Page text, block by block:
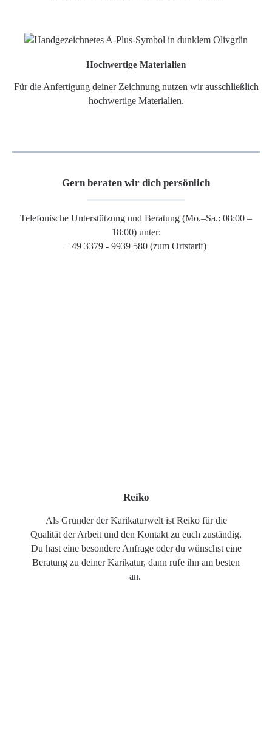
Hochwertige Materialien
Für die Anfertigung deiner Zeichnung nutzen wir ausschließlich
hochwertige Materialien.
Gern beraten wir dich persönlich
Telefonische Unterstützung und Beratung (Mo.–Sa.: 08:00 –
18:00) unter:
+49 3379 - 9939 580 (zum Ortstarif)
Reiko
Als Gründer der Karikaturwelt ist Reiko für die
Qualität der Arbeit und den Kontakt zu euch zuständig.
Du hast eine besondere Anfrage oder du wünschst eine
Beratung zu deiner Karikatur, dann rufe ihn am besten
an.